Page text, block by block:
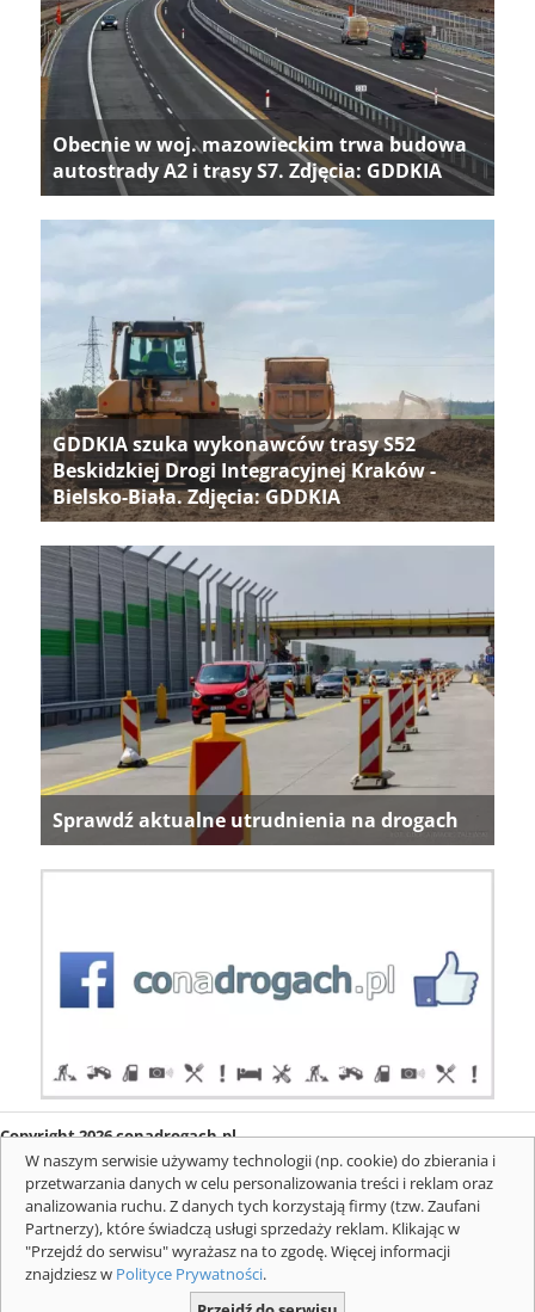
Obecnie w woj. mazowieckim trwa budowa
autostrady A2 i trasy S7. Zdjęcia: GDDKIA
GDDKIA szuka wykonawców trasy S52
Beskidzkiej Drogi Integracyjnej Kraków -
Bielsko-Biała. Zdjęcia: GDDKIA
Sprawdź aktualne utrudnienia na drogach
Copyright 2026 conadrogach.pl
O firmie
Redakcja Regulamin
Informacje o cookies
Mapa serwisu
Komunikaty
W naszym serwisie używamy technologii (np. cookie) do zbierania i
przetwarzania danych w celu personalizowania treści i reklam oraz
analizowania ruchu. Z danych tych korzystają firmy (tzw. Zaufani
Partnerzy), które świadczą usługi sprzedaży reklam. Klikając w
"Przejdź do serwisu" wyrażasz na to zgodę. Więcej informacji
znajdziesz w Polityce Prywatności.